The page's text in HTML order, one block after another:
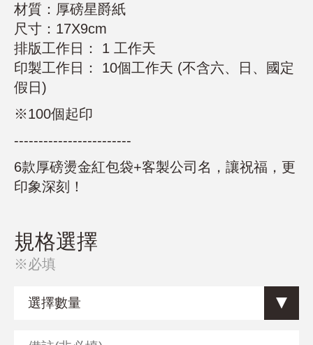
材質：厚磅星爵紙
尺寸：17X9cm
排版工作日： 1 工作天
印製工作日： 10個工作天 (不含六、日、國定
假日)
※100個起印
------------------------
6款厚磅燙金紅包袋+客製公司名，讓祝福，更
印象深刻！
規格選擇
※必填